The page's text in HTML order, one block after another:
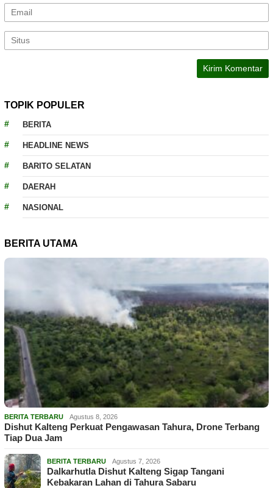
TOPIK POPULER
BERITA
HEADLINE NEWS
BARITO SELATAN
DAERAH
NASIONAL
BERITA UTAMA
BERITA TERBARU Agustus 8, 2026
Dishut Kalteng Perkuat Pengawasan Tahura, Drone Terbang
Tiap Dua Jam
BERITA TERBARU Agustus 7, 2026
Dalkarhutla Dishut Kalteng Sigap Tangani
Kebakaran Lahan di Tahura Sabaru